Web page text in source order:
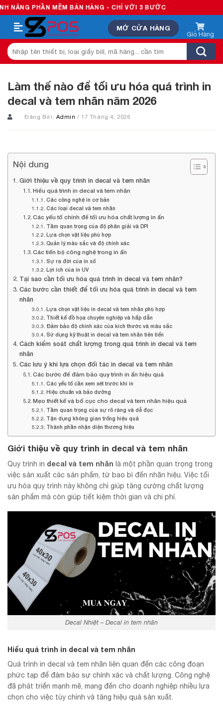
Skip
to
content
MỀM BÁN HÀNG - CHỈ VỚI 3 BƯỚC
MỞ CỬA HÀNG
Tìm
kiếm:
Làm thế nào để tối ưu hóa quá trình in
decal và tem nhãn năm 2026
Đăng Bởi: Admin/ 17 Tháng 4, 2026
Nội dung
Giới thiệu về quy trình in decal và tem nhãn
Hiểu quá trình in decal và tem nhãn
Các công nghệ in cơ bản
Các loại decal và tem nhãn
Các yếu tố chính để tối ưu hóa chất lượng in ấn
Tầm quan trọng của độ phân giải và DPI
Lựa chọn vật liệu phù hợp
Quản lý màu sắc và độ chính xác
Các tiến bộ công nghệ trong in ấn
Sự ra đời của in số
Lợi ích của in UV
Tại sao cần tối ưu hóa quá trình in decal và tem nhãn?
Các bước cần thiết để tối ưu hóa quá trình in decal và tem
nhãn
Lựa chọn vật liệu in decal và tem nhãn phù hợp
Thiết kế đồ họa chuyên nghiệp và hấp dẫn
Đảm bảo độ chính xác của kích thước và màu sắc
Sử dụng kỹ thuật in decal và tem nhãn tiên tiến
Cách kiểm soát chất lượng trong quá trình in decal và tem
nhãn
Các lưu ý khi lựa chọn đối tác in decal và tem nhãn
Các bước để đảm bảo quy trình in ấn hiệu quả
Các yếu tố cần xem xét trước khi in
Hiệu chuẩn và bảo dưỡng
Mẹo thiết kế và bố cục cho decal và tem nhãn hiệu quả
Tầm quan trọng của sự rõ ràng và dễ đọc
Tận dụng không gian trống hiệu quả
Thành phần nhận diện thương hiệu
Giới thiệu về quy trình in decal và tem nhãn
Quy trình in decal và tem nhãn là một phần quan trọng trong
việc sản xuất các sản phẩm, từ bao bì đến nhãn hiệu. Việc tối
ưu hóa quy trình này không chỉ giúp tăng cường chất lượng
sản phẩm mà còn giúp tiết kiệm thời gian và chi phí.
Decal Nhiệt – Decal in tem nhãn
Hiểu quá trình in decal và tem nhãn
Quá trình in decal và tem nhãn liên quan đến các công đoạn
phức tạp để đảm bảo sự chính xác và chất lượng. Công nghệ
đã phát triển mạnh mẽ, mang đến cho doanh nghiệp nhiều lựa
chọn cho việc tùy chỉnh và tăng hiệu quả sản xuất.